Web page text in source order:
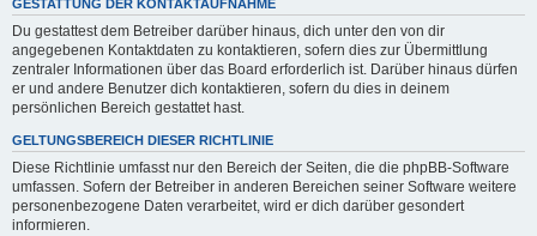
GESTATTUNG DER KONTAKTAUFNAHME
Du gestattest dem Betreiber darüber hinaus, dich unter den von dir
angegebenen Kontaktdaten zu kontaktieren, sofern dies zur Übermittlung
zentraler Informationen über das Board erforderlich ist. Darüber hinaus dürfen
er und andere Benutzer dich kontaktieren, sofern du dies in deinem
persönlichen Bereich gestattet hast.
GELTUNGSBEREICH DIESER RICHTLINIE
Diese Richtlinie umfasst nur den Bereich der Seiten, die die phpBB-Software
umfassen. Sofern der Betreiber in anderen Bereichen seiner Software weitere
personenbezogene Daten verarbeitet, wird er dich darüber gesondert
informieren.